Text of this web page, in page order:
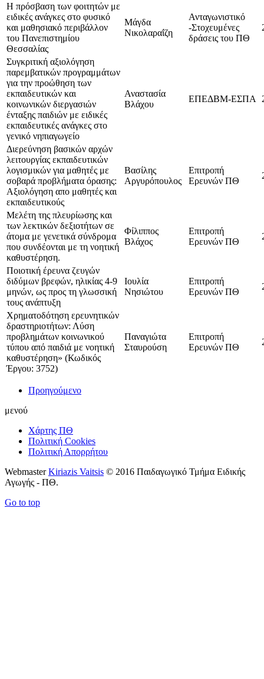
Η πρόσβαση των φοιτητών με
ειδικές ανάγκες στο φυσικό
και μαθησιακό περιβάλλον
του Πανεπιστημίου
Θεσσαλίας
Μάγδα
Νικολαραΐζη
Ανταγωνιστικό
-Στοχευμένες
δράσεις του ΠΘ
Συγκριτική αξιολόγηση
παρεμβατικών προγραμμάτων
για την προώθηση των
εκπαιδευτικών και
κοινωνικών διεργασιών
ένταξης παιδιών με ειδικές
εκπαιδευτικές ανάγκες στο
γενικό νηπιαγωγείο
Αναστασία
Βλάχου
ΕΠΕΔΒΜ-ΕΣΠΑ
Διερεύνηση βασικών αρχών
λειτουργίας εκπαιδευτικών
λογισμικών για μαθητές με
σοβαρά προβλήματα όρασης:
Αξιολόγηση απο μαθητές και
εκπαιδευτικούς
Βασίλης
Αργυρόπουλος
Επιτροπή
Ερευνών ΠΘ
Μελέτη της πλευρίωσης και
των λεκτικών δεξιοτήτων σε
άτομα με γενετικά σύνδρομα
που συνδέονται με τη νοητική
καθυστέρηση.
Φίλιππος
Βλάχος
Επιτροπή
Ερευνών ΠΘ
Ποιοτική έρευνα ζευγών
διδύμων βρεφών, ηλικίας 4-9
μηνών, ως προς τη γλωσσική
τους ανάπτυξη
Ιουλία
Νησιώτου
Επιτροπή
Ερευνών ΠΘ
Χρηματοδότηση ερευνητικών
δραστηριοτήτων: Λύση
προβλημάτων κοινωνικού
τύπου από παιδιά με νοητική
καθυστέρηση» (Κωδικός
Έργου: 3752)
Παναγιώτα
Σταυρούση
Επιτροπή
Ερευνών ΠΘ
Προηγούμενο
μενού
Χάρτης ΠΘ
Πολιτική Cookies
Πολιτική Απορρήτου
WebmasterKiriazis Vaitsis © 2016 Παιδαγωγικό Τμήμα Ειδικής
Αγωγής - ΠΘ.
Go to top